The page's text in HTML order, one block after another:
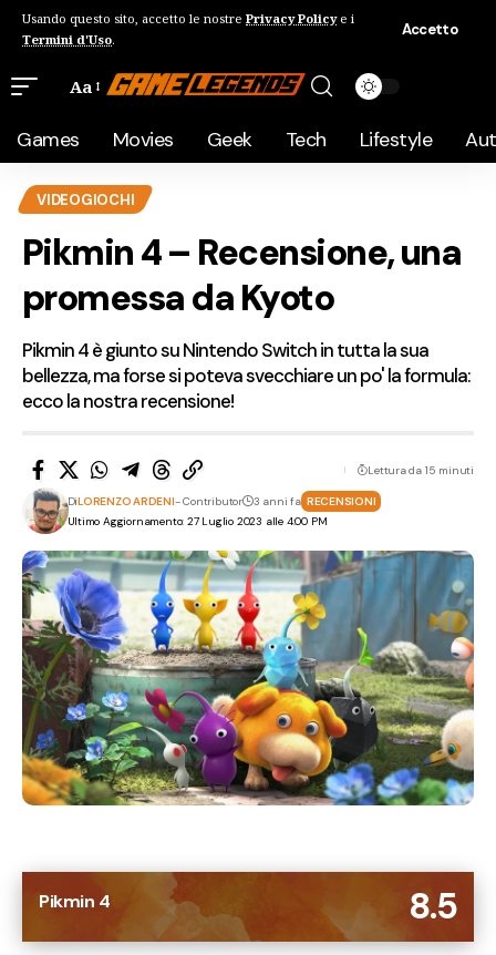
Usando questo sito, accetto le nostre Privacy Policye i
Termini d'Uso.
Accetto
Aa
Games Movies Geek Tech Lifestyle
VIDEOGIOCHI
Pikmin 4 – Recensione, una
promessa da Kyoto
Pikmin 4 è giunto su Nintendo Switch in tutta la sua
bellezza, ma forse si poteva svecchiare un po' la formula:
ecco la nostra recensione!
Ultimo Aggiornamento: 27 Luglio 2023 alle 4:00 PM
DiLORENZO ARDENI- Contributor 3 anni fa RECENSIONI
Lettura da 15 minuti
8.5
Pikmin 4